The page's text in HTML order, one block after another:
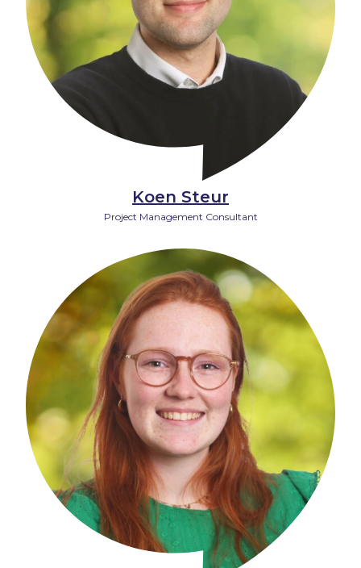
Koen Steur
Project Management Consultant